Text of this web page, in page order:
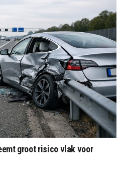
groot risico vlak voor